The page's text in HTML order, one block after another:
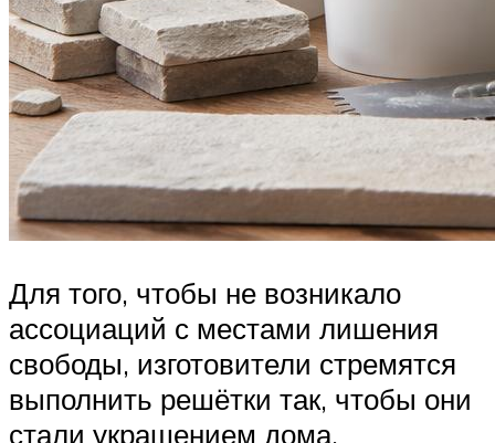
Для того, чтобы не возникало
ассоциаций с местами лишения
свободы, изготовители стремятся
выполнить решётки так, чтобы они
стали украшением дома.